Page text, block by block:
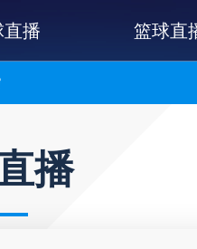
播 篮球直
播